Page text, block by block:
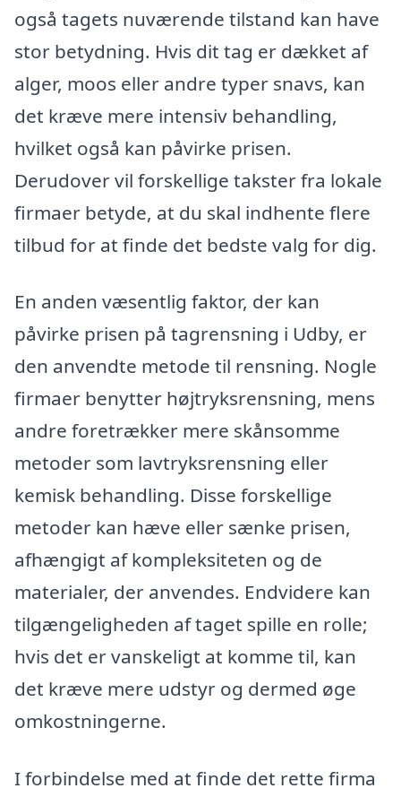
også tagets nuværende tilstand kan have
stor betydning. Hvis dit tag er dækket af
alger, moos eller andre typer snavs, kan
det kræve mere intensiv behandling,
hvilket også kan påvirke prisen.
Derudover vil forskellige takster fra lokale
firmaer betyde, at du skal indhente flere
tilbud for at finde det bedste valg for dig.
En anden væsentlig faktor, der kan
påvirke prisen på tagrensning i Udby, er
den anvendte metode til rensning. Nogle
firmaer benytter højtryksrensning, mens
andre foretrækker mere skånsomme
metoder som lavtryksrensning eller
kemisk behandling. Disse forskellige
metoder kan hæve eller sænke prisen,
afhængigt af kompleksiteten og de
materialer, der anvendes. Endvidere kan
tilgængeligheden af taget spille en rolle;
hvis det er vanskeligt at komme til, kan
det kræve mere udstyr og dermed øge
omkostningerne.
I forbindelse med at finde det rette firma